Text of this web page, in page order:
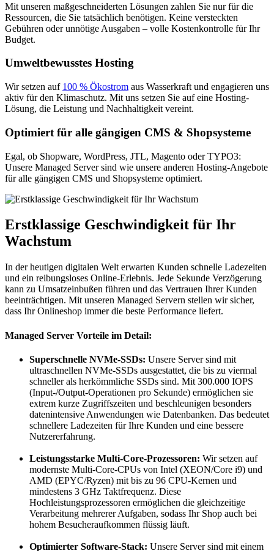
Mit unseren maßgeschneiderten Lösungen zahlen Sie nur für die
Ressourcen, die Sie tatsächlich benötigen. Keine versteckten
Gebühren oder unnötige Ausgaben – volle Kostenkontrolle für Ihr
Budget.
Umweltbewusstes Hosting
Wir setzen auf 100 % Ökostrom aus Wasserkraft und engagieren uns
aktiv für den Klimaschutz. Mit uns setzen Sie auf eine Hosting-
Lösung, die Leistung und Nachhaltigkeit vereint.
Optimiert für alle gängigen CMS & Shopsysteme
Egal, ob Shopware, WordPress, JTL, Magento oder TYPO3:
Unsere Managed Server sind wie unsere anderen Hosting-Angebote
für alle gängigen CMS und Shopsysteme optimiert.
Erstklassige Geschwindigkeit für Ihr
Wachstum
In der heutigen digitalen Welt erwarten Kunden schnelle Ladezeiten
und ein reibungsloses Online-Erlebnis. Jede Sekunde Verzögerung
kann zu Umsatzeinbußen führen und das Vertrauen Ihrer Kunden
beeinträchtigen. Mit unseren Managed Servern stellen wir sicher,
dass Ihr Onlineshop immer die beste Performance liefert.
Managed Server Vorteile im Detail:
Superschnelle NVMe-SSDs: Unsere Server sind mit
ultraschnellen NVMe-SSDs ausgestattet, die bis zu viermal
schneller als herkömmliche SSDs sind. Mit 300.000 IOPS
(Input-/Output-Operationen pro Sekunde) ermöglichen sie
extrem kurze Zugriffszeiten und beschleunigen besonders
datenintensive Anwendungen wie Datenbanken. Das bedeutet
schnellere Ladezeiten für Ihre Kunden und eine bessere
Nutzererfahrung.
Leistungsstarke Multi-Core-Prozessoren: Wir setzen auf
modernste Multi-Core-CPUs von Intel (XEON/Core i9) und
AMD (EPYC/Ryzen) mit bis zu 96 CPU-Kernen und
mindestens 3 GHz Taktfrequenz. Diese
Hochleistungsprozessoren ermöglichen die gleichzeitige
Verarbeitung mehrerer Aufgaben, sodass Ihr Shop auch bei
hohem Besucheraufkommen flüssig läuft.
Optimierter Software-Stack: Unsere Server sind mit einem